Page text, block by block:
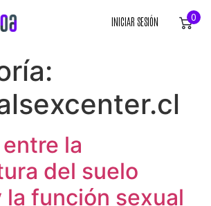
INICIAR SESIÓN 0
la
del suelo
la función sexual